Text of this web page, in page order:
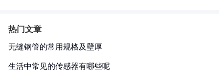
热门文章
无缝钢管的常用规格及壁厚
生活中常见的传感器有哪些呢